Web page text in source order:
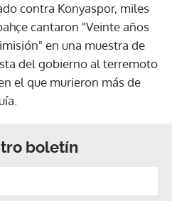
contra Konyaspor, miles
cantaron "Veinte años
en una muestra de
del gobierno al terremoto
el que murieron más de
boletín